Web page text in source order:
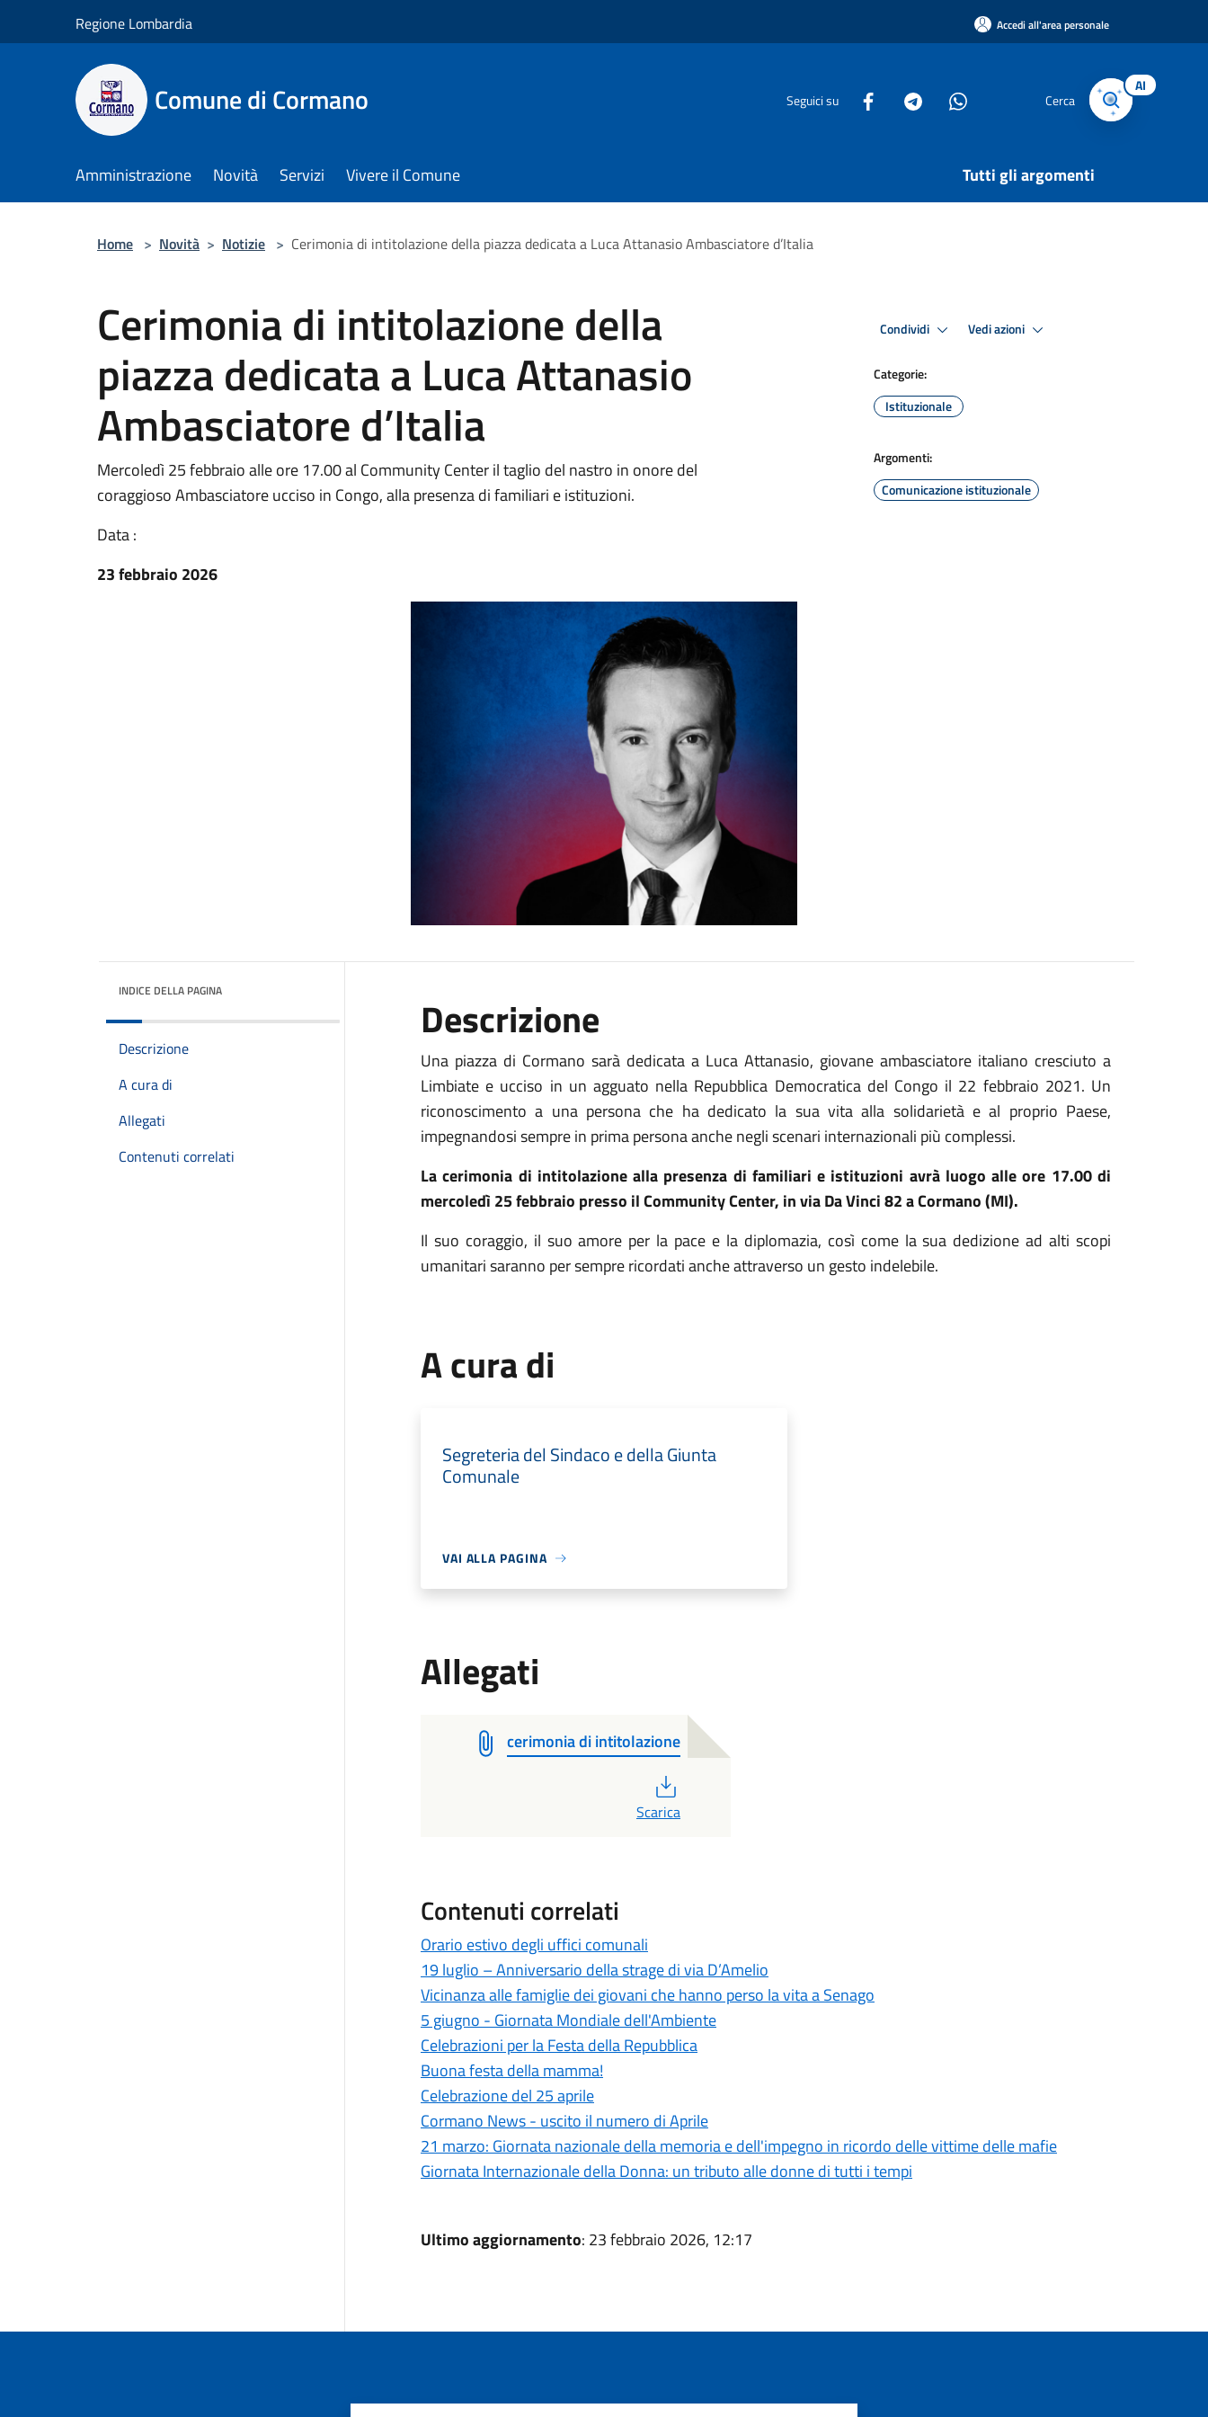
Regione Lombardia Accedi all'area personale
Comune di Cormano Seguici su Cerca
AI
Amministrazione Novità Servizi Vivere il Comune Tutti gli argomenti
Home > Novità > Notizie > Cerimonia di intitolazione della piazza dedicata a Luca Attanasio Ambasciatore d’Italia
Cerimonia di intitolazione della
piazza dedicata a Luca Attanasio
Ambasciatore d’Italia
Mercoledì 25 febbraio alle ore 17.00 al Community Center il taglio del nastro in onore del
coraggioso Ambasciatore ucciso in Congo, alla presenza di familiari e istituzioni.
Data :
23 febbraio 2026
Condividi Vedi azioni
Categorie:
Istituzionale
Argomenti:
Comunicazione istituzionale
INDICE DELLA PAGINA
Descrizione
A cura di
Allegati
Contenuti correlati
Descrizione
Una piazza di Cormano sarà dedicata a Luca Attanasio, giovane ambasciatore italiano cresciuto a
Limbiate e ucciso in un agguato nella Repubblica Democratica del Congo il 22 febbraio 2021. Un
riconoscimento a una persona che ha dedicato la sua vita alla solidarietà e al proprio Paese,
impegnandosi sempre in prima persona anche negli scenari internazionali più complessi.
La cerimonia di intitolazione alla presenza di familiari e istituzioni avrà luogo alle ore 17.00 di
mercoledì 25 febbraio presso il Community Center, in via Da Vinci 82 a Cormano (MI).
Il suo coraggio, il suo amore per la pace e la diplomazia, così come la sua dedizione ad alti scopi
umanitari saranno per sempre ricordati anche attraverso un gesto indelebile.
A cura di
Segreteria del Sindaco e della Giunta
Comunale
VAI ALLA PAGINA
Allegati
cerimonia di intitolazione
Scarica
Contenuti correlati
Orario estivo degli uffici comunali
19 luglio – Anniversario della strage di via D’Amelio
Vicinanza alle famiglie dei giovani che hanno perso la vita a Senago
5 giugno - Giornata Mondiale dell'Ambiente
Celebrazioni per la Festa della Repubblica
Buona festa della mamma!
Celebrazione del 25 aprile
Cormano News - uscito il numero di Aprile
21 marzo: Giornata nazionale della memoria e dell'impegno in ricordo delle vittime delle mafie
Giornata Internazionale della Donna: un tributo alle donne di tutti i tempi
Ultimo aggiornamento: 23 febbraio 2026, 12:17